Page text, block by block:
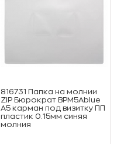
816731 Папка на молнии
ZIP Бюрократ BPM5Ablue
А5 карман под визитку ПП
пластик 0.15мм синяя
молния